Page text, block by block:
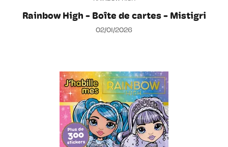
Rainbow High - Boîte de cartes - Mistigri
02/01/2026